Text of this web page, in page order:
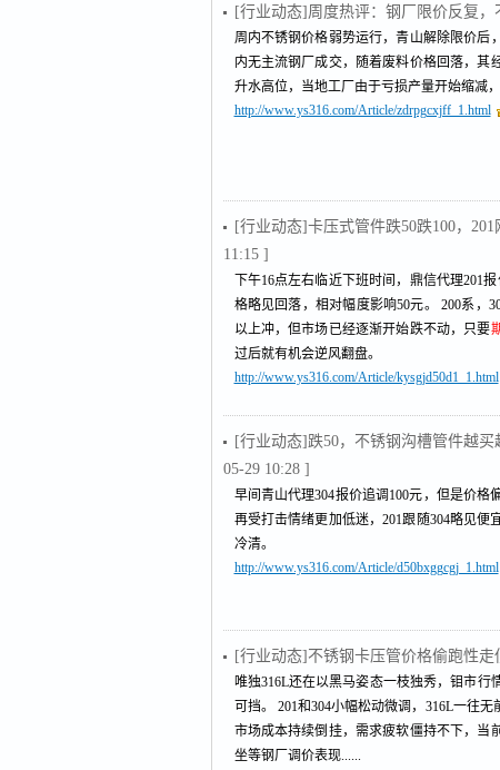
[行业动态]周度热评：钢厂限价反复，
周内不锈钢价格弱势运行，青山解除限价后，
内无主流钢厂成交，随着废料价格回落，其
升水高位，当地工厂由于亏损产量开始缩减
http://www.ys316.com/Article/zdrpgcxjff_1.html
[行业动态]卡压式管件跌50跌100，
11:15 ]
下午16点左右临近下班时间，鼎信代理201
格略见回落，相对幅度影响50元。 200系，
以上冲，但市场已经逐渐开始跌不动，只要
过后就有机会逆风翻盘。
http://www.ys316.com/Article/kysgjd50d1_1.html
[行业动态]跌50，不锈钢沟槽管件越
05-29 10:28 ]
早间青山代理304报价追调100元，但是价格
再受打击情绪更加低迷，201跟随304略见
冷清。
http://www.ys316.com/Article/d50bxggcgj_1.html
[行业动态]不锈钢卡压管价格偷跑性
唯独316L还在以黑马姿态一枝独秀，钼市行
可挡。 201和304小幅松动微调，316L一往
市场成本持续倒挂，需求疲软僵持不下，当
坐等钢厂调价表现......